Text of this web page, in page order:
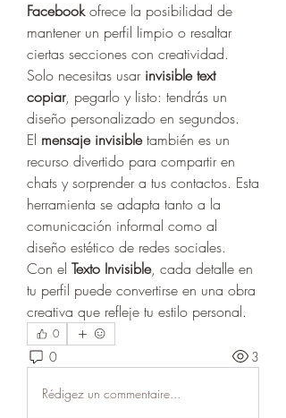
Facebook ofrece la posibilidad de
mantener un perfil limpio o resaltar
ciertas secciones con creatividad.
Solo necesitas usar invisible text
copiar, pegarlo y listo: tendrás un
diseño personalizado en segundos.
El mensaje invisible también es un
recurso divertido para compartir en
chats y sorprender a tus contactos. Esta
herramienta se adapta tanto a la
comunicación informal como al
diseño estético de redes sociales.
Con el Texto Invisible, cada detalle en
tu perfil puede convertirse en una obra
creativa que refleje tu estilo personal.
0
0 3
Rédigez un commentaire...